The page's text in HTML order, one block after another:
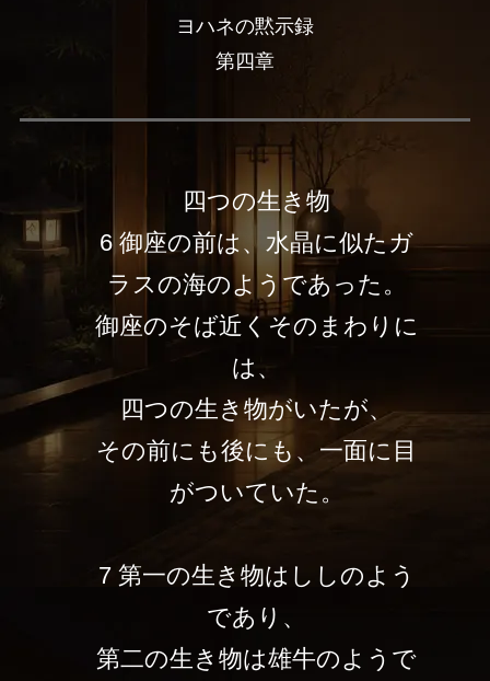
ヨハネの黙示録
第四章
四つの生き物
6 御座の前は、水晶に似たガ
ラスの海のようであった。
御座のそば近くそのまわりに
は、
四つの生き物がいたが、
その前にも後にも、一面に目
がついていた。
7 第一の生き物はししのよう
であり、
第二の生き物は雄牛のようで